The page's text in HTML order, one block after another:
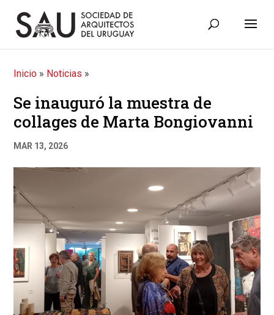
Inicio » Noticias »
Se inauguró la muestra de
collages de Marta Bongiovanni
MAR 13, 2026